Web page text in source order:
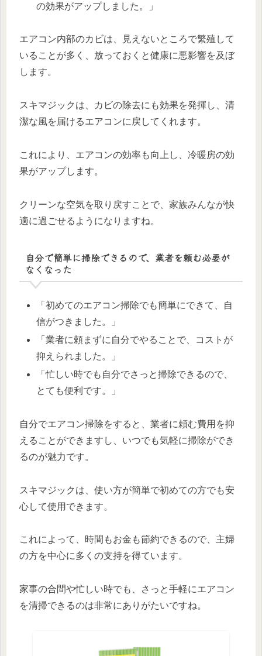
の効果がアップしました。」
エアコン内部のカビは、見えないところで繁殖して
いることが多く、放っておくと健康に悪影響を及ぼ
します。
スキマジックは、カビの除去にも効果を発揮し、清
潔な風を届けるエアコンに戻してくれます。
これにより、エアコンの効率も向上し、冷暖房の効
果がアップします。
クリーンな空気を取り戻すことで、家族みんなが快
適に過ごせるようになりますね。
自分で簡単に掃除できるので、業者を頼む必要が
なくなった
「初めてのエアコン掃除でも簡単にできて、自
信がつきました。」
「業者に頼まずに自分でやることで、コストが
抑えられました。」
「忙しい時でも自分でさっと掃除できるので、
とても便利です。」
自分でエアコン掃除をすると、業者に頼む費用を抑
えることができますし、いつでも気軽に掃除ができ
るのが魅力です。
スキマジックは、使い方が簡単で初めての方でも安
心して使用できます。
これによって、時間もお金も節約できるので、主婦
の方を中心に多くの支持を得ています。
家事の合間や忙しい時でも、さっと手軽にエアコン
を清掃できるのは非常にありがたいですね。